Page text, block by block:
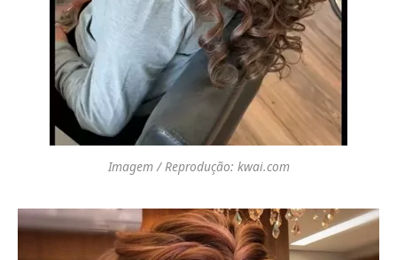
Imagem / Reprodução: kwai.com